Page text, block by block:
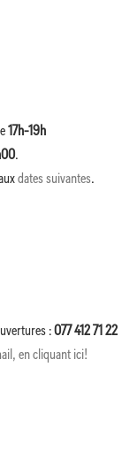
17h-19h
.
dates suivantes.
:077 412 71 22
en cliquant ici!